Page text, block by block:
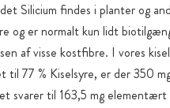
Silicium findes i planter og
og er normalt kun lidt
af visse kostfibre. I vores
til 77 % Kiselsyre, er der 350
svarer til 163,5 mg elementært